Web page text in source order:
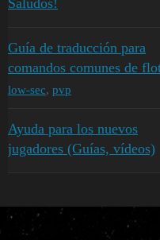
Saludos!
Guía de traducción para
comandos comunes de
low-sec, pvp
Ayuda para los nuevos
jugadores (Guías, vídeos)